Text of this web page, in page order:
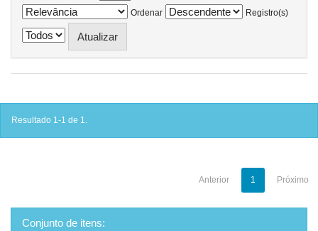
Ordenar
Registro(s)
Resultado 1-1 de 1.
Anterior 1 Próximo
Conjunto de itens: